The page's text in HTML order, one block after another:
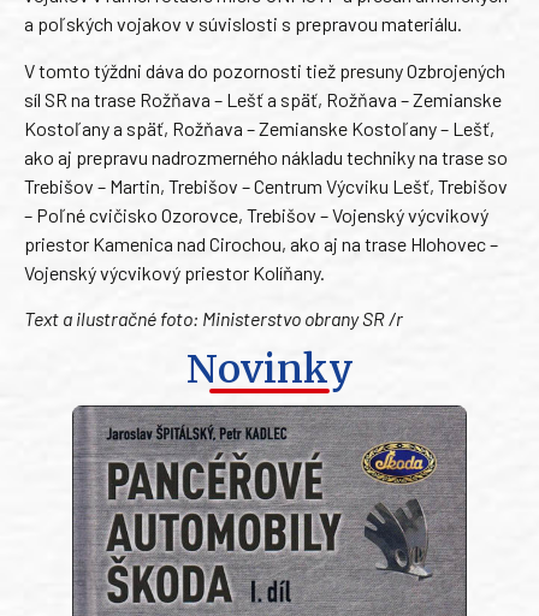
a poľských vojakov v súvislosti s prepravou materiálu.
V tomto týždni dáva do pozornosti tiež presuny Ozbrojených
síl SR na trase Rožňava – Lešť a späť, Rožňava – Zemianske
Kostoľany a späť, Rožňava – Zemianske Kostoľany – Lešť,
ako aj prepravu nadrozmerného nákladu techniky na trase so
Trebišov – Martin, Trebišov – Centrum Výcviku Lešť, Trebišov
– Poľné cvičisko Ozorovce, Trebišov – Vojenský výcvikový
priestor Kamenica nad Cirochou, ako aj na trase Hlohovec –
Vojenský výcvikový priestor Kolíňany.
Text a ilustračné foto: Ministerstvo obrany SR /r
Novinky